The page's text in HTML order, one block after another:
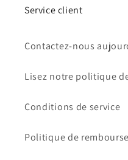
Service client
Contactez-nous
Lisez notre politique
Conditions de service
Politique de